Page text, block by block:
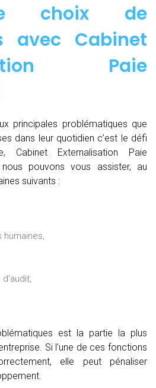
choix de
avec Cabinet
Paie
principales problématiques que
dans leur quotidien c’est le défi
Cabinet Externalisation Paie
pouvons vous assister, au
suivants :
humaines,
est la partie la plus
Si l’une de ces fonctions
elle peut pénaliser